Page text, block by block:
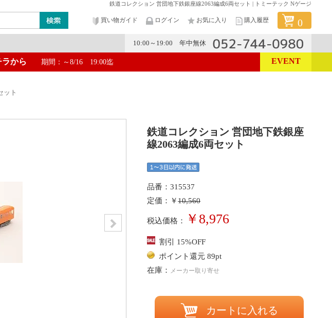
鉄道コレクション 営団地下鉄銀座線2063編成6両セット | トミーテック Nゲージ
買い物ガイド ログイン お気に入り 購入履歴 0
10:00～19:00 年中無休
工具・塗料・その他 メーカー
から 期間：～8/16 19:00迄 EVENT
ット
鉄道コレクション 営団地下鉄銀座
線2063編成6両セット
品番：315537
定価：￥10,560
税込価格： ￥8,976
割引 15%OFF
ポイント還元 89pt
在庫： メーカー取り寄せ
カートに入れる